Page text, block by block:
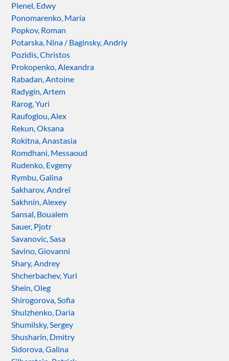
Plenel, Edwy
Ponomarenko, Maria
Popkov, Roman
Potarska, Nina / Baginsky, Andriy
Pozidis, Christos
Prokopenko, Alexandra
Rabadan, Antoine
Radygin, Artem
Rarog, Yuri
Raufoglou, Alex
Rekun, Oksana
Rokitna, Anastasia
Romdhani, Messaoud
Rudenko, Evgeny
Rymbu, Galina
Sakharov, Andreï
Sakhnin, Alexey
Sansal, Boualem
Sauer, Pjotr
Savanovic, Sasa
Savino, Giovanni
Shary, Andrey
Shcherbachev, Yuri
Shein, Oleg
Shirogorova, Sofia
Shulzhenko, Daria
Shumilsky, Sergey
Shusharin, Dmitry
Sidorova, Galina